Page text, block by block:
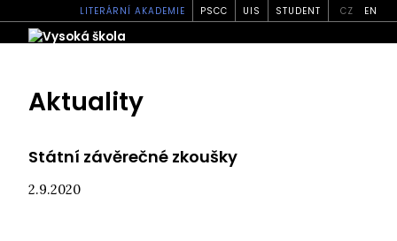
LITERÁRNÍ AKADEMIE PSCC UIS STUDENT CZ EN
Aktuality
Státní závěrečné zkoušky
2.9.2020